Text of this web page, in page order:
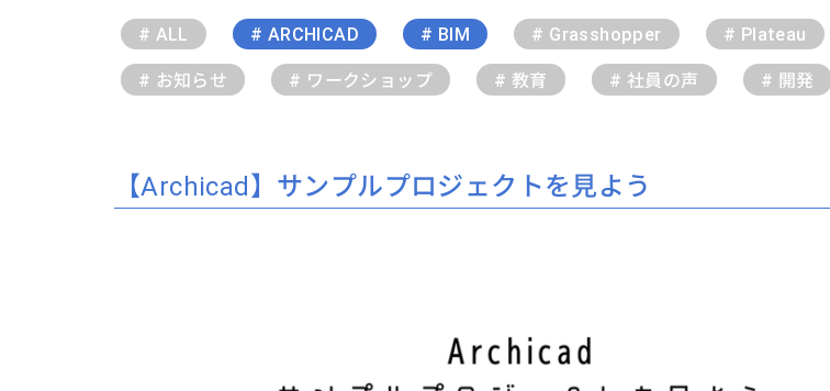
# ALL # ARCHICAD # BIM # Grasshopper # Plateau
# お知らせ # ワークショップ # 教育 # 社員の声 # 開発
【Archicad】サンプルプロジェクトを見よう